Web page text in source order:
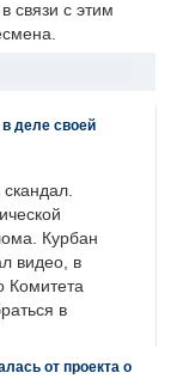
связи с этим
деле своей
Курбан
видео, в
Комитета
в
от проекта о